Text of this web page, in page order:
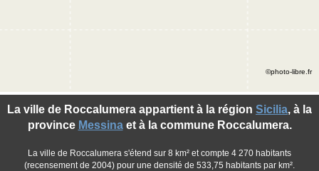
La ville de Roccalumera appartient à la région Sicilia, à la
province Messinaet à la commune Roccalumera.
La ville de Roccalumera s'étend sur 8 km² et compte 4 270 habitants
(recensement de 2004) pour une densité de 533,75 habitants par km².
©photo-libre.fr